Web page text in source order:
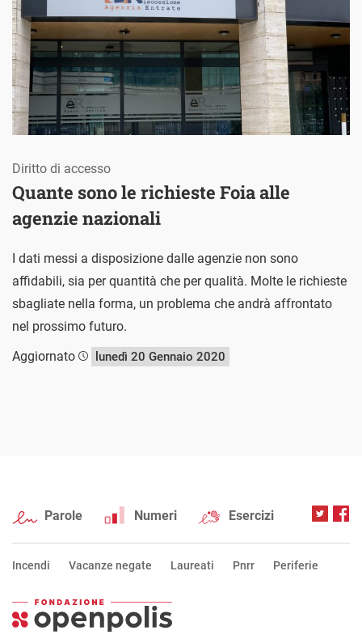
Quante sono le richieste Foia alle
agenzie nazionali
Diritto di accesso
I dati messi a disposizione dalle agenzie non sono
affidabili, sia per quantità che per qualità. Molte le richieste
sbagliate nella forma, un problema che andrà affrontato
nel prossimo futuro.
Aggiornato
lunedì 20 Gennaio 2020
Parole Numeri Esercizi
Incendi Vacanze negate Laureati Pnrr Periferie